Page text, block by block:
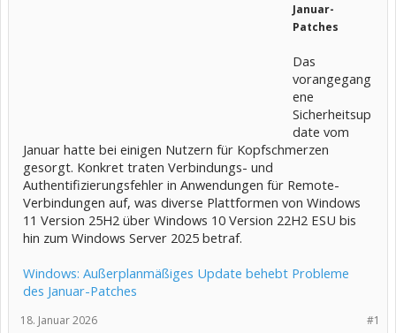
Januar-
Patches
Das
vorangegang
ene
Sicherheitsup
date vom
Januar hatte bei einigen Nutzern für Kopfschmerzen
gesorgt. Konkret traten Verbindungs- und
Authentifizierungsfehler in Anwendungen für Remote-
Verbindungen auf, was diverse Plattformen von Windows
11 Version 25H2 über Windows 10 Version 22H2 ESU bis
hin zum Windows Server 2025 betraf.
Windows: Außerplanmäßiges Update behebt Probleme
des Januar-Patches
#1
18. Januar 2026